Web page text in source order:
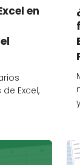
en
Excel,